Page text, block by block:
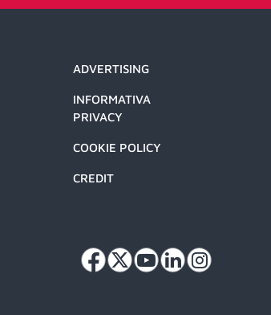
ADVERTISING
INFORMATIVA
PRIVACY
COOKIE POLICY
CREDIT